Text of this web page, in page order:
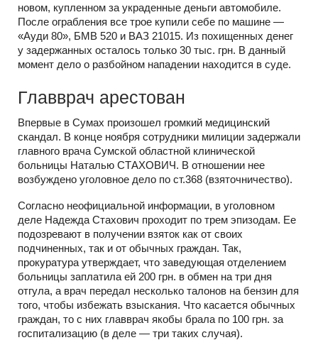
новом, купленном за украденные деньги автомобиле.
После ограбления все трое купили себе по машине —
«Ауди 80», БМВ 520 и ВАЗ 21015. Из похищенных денег
у задержанных осталось только 30 тыс. грн. В данный
момент дело о разбойном нападении находится в суде.
Главврач арестован
Впервые в Сумах произошел громкий медицинский
скандал. В конце ноября сотрудники милиции задержали
главного врача Сумской областной клинической
больницы Наталью СТАХОВИЧ. В отношении нее
возбуждено уголовное дело по ст.368 (взяточничество).
Согласно неофициальной информации, в уголовном
деле Надежда Стахович проходит по трем эпизодам. Ее
подозревают в получении взяток как от своих
подчиненных, так и от обычных граждан. Так,
прокуратура утверждает, что заведующая отделением
больницы заплатила ей 200 грн. в обмен на три дня
отгула, а врач передал несколько талонов на бензин для
того, чтобы избежать взыскания. Что касается обычных
граждан, то с них главврач якобы брала по 100 грн. за
госпитализацию (в деле — три таких случая).